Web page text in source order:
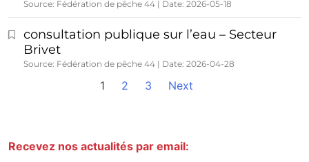
Source: Fédération de pêche 44 Date: 2026-05-18
consultation publique sur l’eau – Secteur
Brivet
Source: Fédération de pêche 44 Date: 2026-04-28
1 2 3 Next
Recevez nos actualités par email: